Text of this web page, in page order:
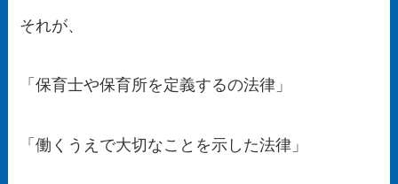
それが、
「保育士や保育所を定義するの法律」
「働くうえで大切なことを示した法律」